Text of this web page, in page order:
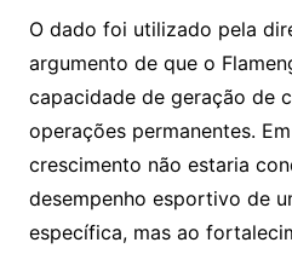
O dado foi utilizado pela
argumento de que o
capacidade de geração de
operações permanentes.
crescimento não estaria
desempenho esportivo de
específica, mas ao